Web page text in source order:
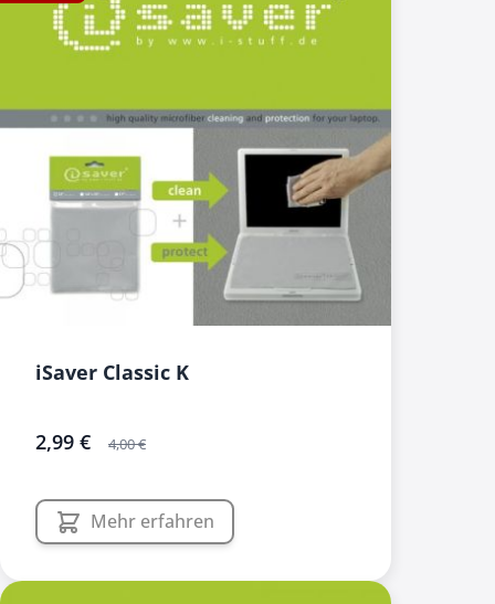
iSaver Classic K
sonderangebot
2,99 € 4,00 €
Mehr erfahren